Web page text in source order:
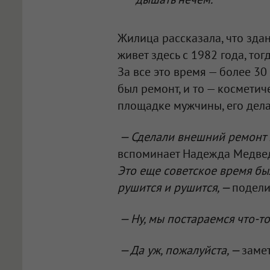
Жилица рассказала, что
живет здесь с 1982 года,
За все это время — более
был ремонт, и то —
площадке мужчины, его
— Сделали внешний ремонт
вспоминает Надежда
Это еще советское время
рушится и рушится, —
— Ну, мы постараемся что-
— Да уж, пожалуйста, —